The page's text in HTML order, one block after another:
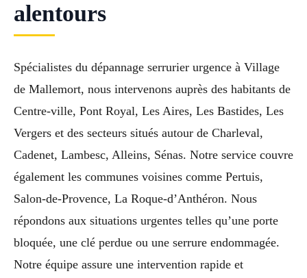
alentours
Spécialistes du dépannage serrurier urgence à Village
de Mallemort, nous intervenons auprès des habitants de
Centre-ville, Pont Royal, Les Aires, Les Bastides, Les
Vergers et des secteurs situés autour de Charleval,
Cadenet, Lambesc, Alleins, Sénas. Notre service couvre
également les communes voisines comme Pertuis,
Salon-de-Provence, La Roque-d’Anthéron. Nous
répondons aux situations urgentes telles qu’une porte
bloquée, une clé perdue ou une serrure endommagée.
Notre équipe assure une intervention rapide et